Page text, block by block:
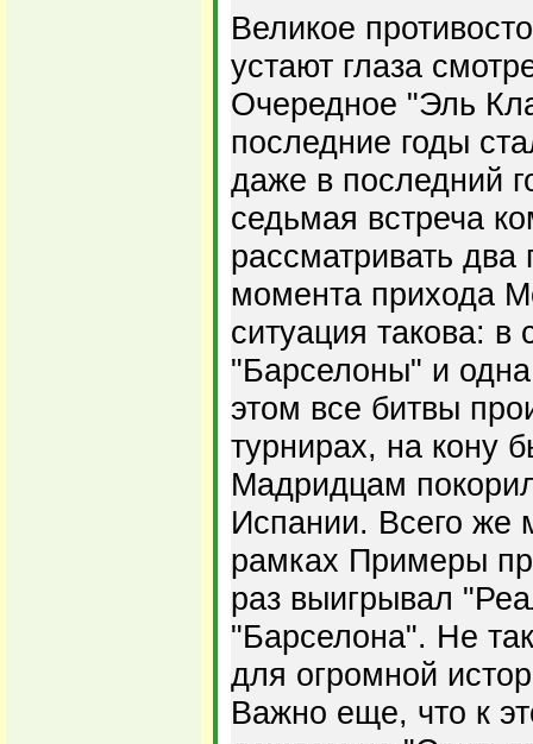
Великое
устают глаза
Очередное "Эль
последние годы
даже в последний
седьмая встреча
рассматривать два
момента прихода
ситуация такова:
"Барселоны" и
этом все битвы
турнирах, на кону
Мадридцам
Испании. Всего же
рамках Примеры
раз выигрывал
"Барселона". Не
для огромной
Важно еще, что к